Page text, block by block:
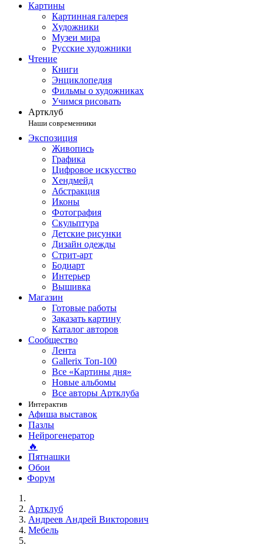
Картины
Картинная галерея
Художники
Музеи мира
Русские художники
Чтение
Книги
Энциклопедия
Фильмы о художниках
Учимся рисовать
Артклуб
Наши современники
Экспозиция
Живопись
Графика
Цифровое искусство
Хендмейд
Абстракция
Иконы
Фотография
Скульптура
Детские рисунки
Дизайн одежды
Стрит-арт
Бодиарт
Интерьер
Вышивка
Магазин
Готовые работы
Заказать картину
Каталог авторов
Сообщество
Лента
Gallerix Топ-100
Все «Картины дня»
Новые альбомы
Все авторы Артклуба
Интерактив
Афиша выставок
Пазлы
Нейрогенератор
🔥
Пятнашки
Обои
Форум
Артклуб
Андреев Андрей Викторович
Мебель